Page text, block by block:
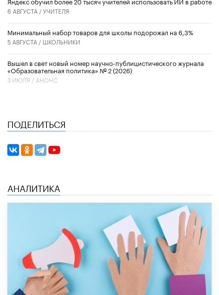
6 АВГУСТА /УЧИТЕЛЯ
Минимальный набор товаров для школы подорожал на 6,3%
5 АВГУСТА / ШКОЛЬНИКИ
Вышел в свет новый номер научно-публицистического журнала
«Образовательная политика» № 2 (2026)
3 ИЮЛЯ / АНОНС
ПОДЕЛИТЬСЯ
АНАЛИТИКА